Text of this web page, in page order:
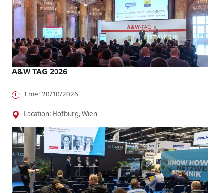
A&W TAG 2026
Time: 20/10/2026
Location: Hofburg, Wien